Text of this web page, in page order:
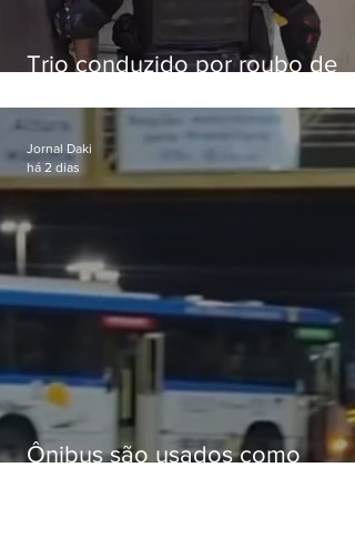
Trio conduzido por roubo de
passagens
Ônibus são usados como
Jornal Daki
há 2 dias